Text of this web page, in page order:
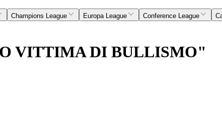
Champions League Europa League Conference League
VITTIMA DI BULLISMO"